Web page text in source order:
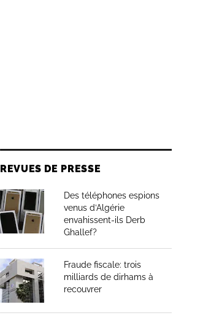
REVUES DE PRESSE
Des téléphones espions
venus d’Algérie
envahissent-ils Derb
Ghallef?
Fraude fiscale: trois
milliards de dirhams à
recouvrer